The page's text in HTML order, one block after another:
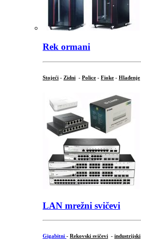
Rek ormani
Stojeći - Zidni - Police - Fioke - Hlađenje
LAN mrežni svičevi
Gigabitni - Rekovski svičevi - industrijski